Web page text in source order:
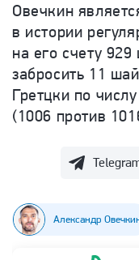
Овечкин
в истории
на его счету
забросить 11
Гретцки по
(1006 против
Александр